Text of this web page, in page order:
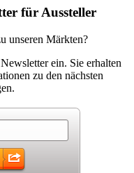
für Aussteller
unseren Märkten?
ein. Sie erhalten
zu den nächsten